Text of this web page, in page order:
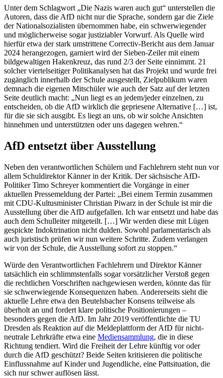
Unter dem Schlagwort „Die Nazis waren auch gut“ unterstellen die
Autoren, dass die AfD nicht nur die Sprache, sondern gar die Ziele
der Nationalsozialisten übernommen habe, ein schwerwiegender
und möglicherweise sogar justiziabler Vorwurf. Als Quelle wird
hierfür etwa der stark umstrittene Correctiv-Bericht aus dem Januar
2024 herangezogen, garniert wird der Sieben-Zeiler mit einem
bildgewaltigen Hakenkreuz, das rund 2/3 der Seite einnimmt. 21
solcher viertelseitiger Politikanalysen hat das Projekt und wurde frei
zugänglich innerhalb der Schule ausgestellt, Zielpublikum waren
demnach die eigenen Mitschüler wie auch der Satz auf der letzten
Seite deutlich macht: „Nun liegt es an jedem/jeder einzelnen, zu
entscheiden, ob die AfD wirklich die gepriesene Alternative […] ist,
für die sie sich ausgibt. Es liegt an uns, ob wir solche Ansichten
hinnehmen und unterstützten oder uns dagegen wehren.“
AfD entsetzt über Ausstellung
Neben den verantwortlichen Schülern und Fachlehrern steht nun vor
allem Schuldirektor Känner in der Kritik. Der sächsische AfD-
Politiker Timo Schreyer kommentiert die Vorgänge in einer
aktuellen Pressemeldung der Partei: „Bei einem Termin zusammen
mit CDU-Kultusminister Christian Piwarz in der Schule ist mir die
Ausstellung über die AfD aufgefallen. Ich war entsetzt und habe das
auch dem Schulleiter mitgeteilt. […] Wir werden diese mit Lügen
gespickte Indoktrination nicht dulden. Sowohl parlamentarisch als
auch juristisch prüfen wir nun weitere Schritte. Zudem verlangen
wir von der Schule, die Ausstellung sofort zu stoppen.“
Würde den Verantwortlichen Fachlehrern und Direktor Känner
tatsächlich ein schlimmstenfalls sogar vorsätzlicher Verstoß gegen
die rechtlichen Vorschriften nachgewiesen werden, könnte das für
sie schwerwiegende Konsequenzen haben. Andererseits sieht die
aktuelle Lehre etwa den Beutelsbacher Konsens teilweise als
überholt an und fordert klare politische Positionierungen –
besonders gegen die AfD. Im Jahr 2019 veröffentlichte die TU
Dresden als Reaktion auf die Meldeplattform der AfD für nicht-
neutrale Lehrkräfte etwa eine Mediensammlung, die in diese
Richtung tendiert. Wird die Freiheit der Lehre künftig vor oder
durch die AfD geschützt? Beide Seiten kritisieren die politische
Einflussnahme auf Kinder und Jugendliche, eine Pattsituation, die
sich nur schwer auflösen lässt.